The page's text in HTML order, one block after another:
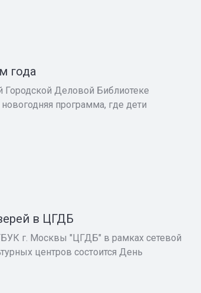
года
Городской Деловой Библиотеке
программа, где дети
в ЦГДБ
г. Москвы "ЦГДБ" в рамках сетевой
центров состоится День